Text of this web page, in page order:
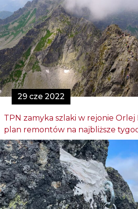
29 cze 2022
TPN zamyka szlaki w rejonie Orlej
plan remontów na najbliższe